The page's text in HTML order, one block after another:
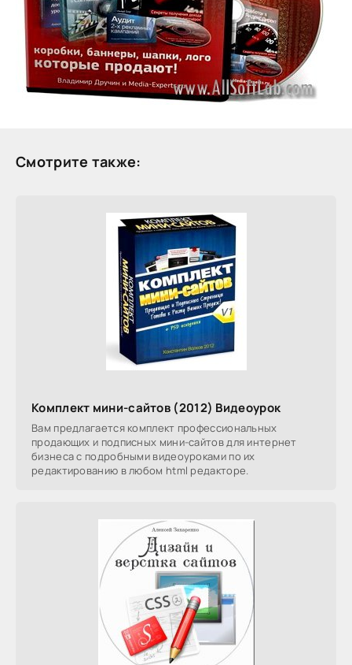
Смотрите также:
Комплект мини-сайтов (2012) Видеоурок
Вам предлагается комплект профессиональных
продающих и подписных мини-сайтов для интернет
бизнеса с подробными видеоуроками по их
редактированию в любом html редакторе.